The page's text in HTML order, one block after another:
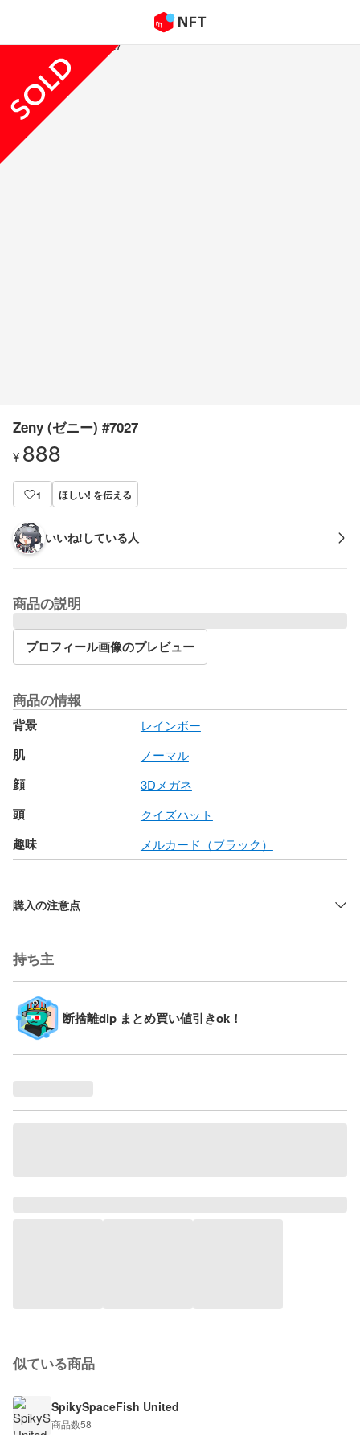
Zeny (ゼニー) #7027
¥ 888
1 ほしい! を伝える
いいね!している人
商品の説明
プロフィール画像のプレビュー
商品の情報
背景 レインボー
肌 ノーマル
顔 3Dメガネ
頭 クイズハット
趣味 メルカード（ブラック）
購入の注意点
持ち主
断捨離dip まとめ買い値引きok！
似ている商品
SpikySpaceFish United
商品数58